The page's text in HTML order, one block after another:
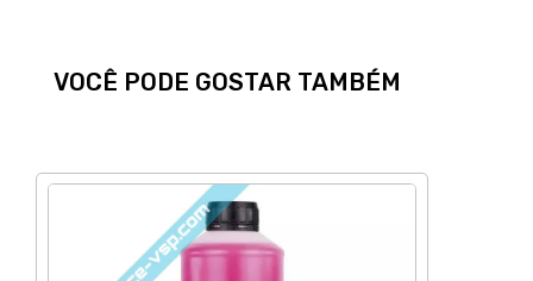
VOCÊ PODE GOSTAR TAMBÉM